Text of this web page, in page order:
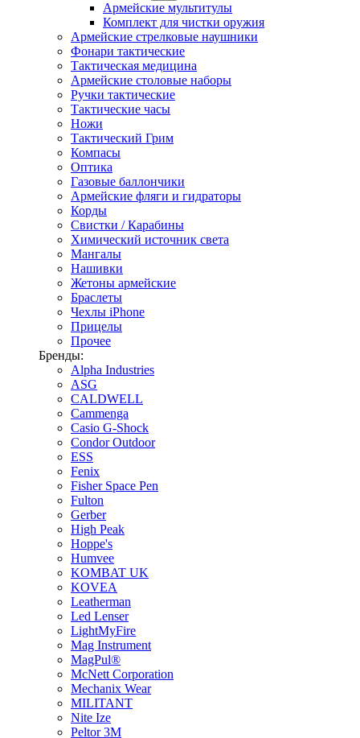
Армейские мультитулы
Комплект для чистки оружия
Армейские стрелковые наушники
Фонари тактические
Тактическая медицина
Армейские столовые наборы
Ручки тактические
Тактические часы
Ножи
Тактический Грим
Компасы
Оптика
Газовые баллончики
Армейские фляги и гидраторы
Корды
Свистки / Карабины
Химический источник света
Мангалы
Нашивки
Жетоны армейские
Браслеты
Чехлы iPhone
Прицелы
Прочее
Бренды:
Alpha Industries
ASG
CALDWELL
Cammenga
Casio G-Shock
Condor Outdoor
ESS
Fenix
Fisher Space Pen
Fulton
Gerber
High Peak
Hoppe's
Humvee
KOMBAT UK
KOVEA
Leatherman
Led Lenser
LightMyFire
Mag Instrument
MagPul®
McNett Corporation
Mechanix Wear
MILITANT
Nite Ize
Peltor 3M